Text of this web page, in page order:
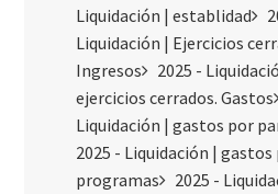
Liquidación | establidad
Liquidación | Ejercicios
Ingresos
2025 -
ejercicios cerrados. Gastos
Liquidación | gastos por
2025 - Liquidación | gastos
programas
2025 -